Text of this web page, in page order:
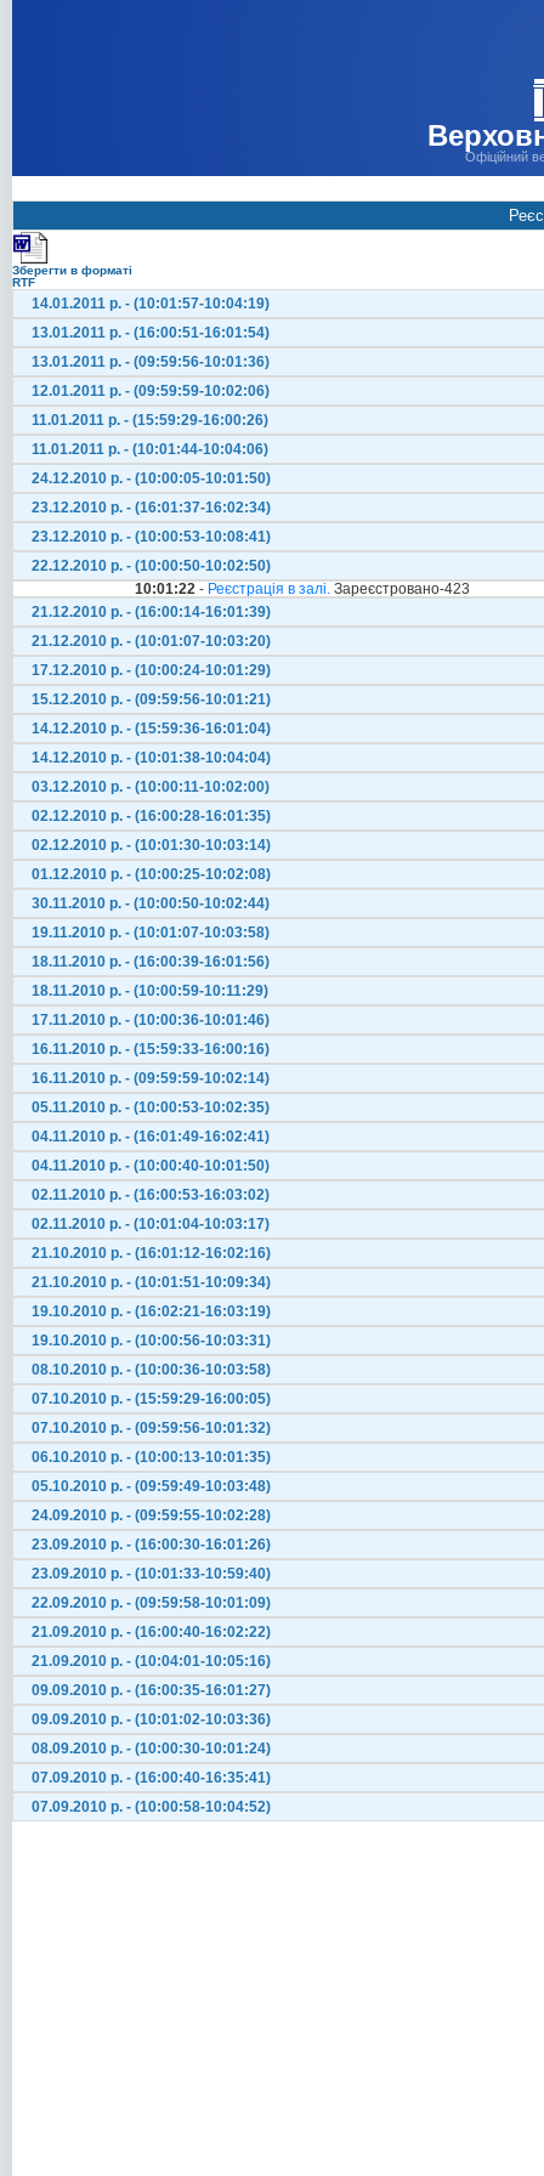
Офіційний
Зберегти в форматі
RTF
14.01.2011 р. - (10:01:57-10:04:19)
13.01.2011 р. - (16:00:51-16:01:54)
13.01.2011 р. - (09:59:56-10:01:36)
12.01.2011 р. - (09:59:59-10:02:06)
11.01.2011 р. - (15:59:29-16:00:26)
11.01.2011 р. - (10:01:44-10:04:06)
24.12.2010 р. - (10:00:05-10:01:50)
23.12.2010 р. - (16:01:37-16:02:34)
23.12.2010 р. - (10:00:53-10:08:41)
22.12.2010 р. - (10:00:50-10:02:50)
10:01:22 - Реєстрація в залі. Зареєстровано-423
21.12.2010 р. - (16:00:14-16:01:39)
21.12.2010 р. - (10:01:07-10:03:20)
17.12.2010 р. - (10:00:24-10:01:29)
15.12.2010 р. - (09:59:56-10:01:21)
14.12.2010 р. - (15:59:36-16:01:04)
14.12.2010 р. - (10:01:38-10:04:04)
03.12.2010 р. - (10:00:11-10:02:00)
02.12.2010 р. - (16:00:28-16:01:35)
02.12.2010 р. - (10:01:30-10:03:14)
01.12.2010 р. - (10:00:25-10:02:08)
30.11.2010 р. - (10:00:50-10:02:44)
19.11.2010 р. - (10:01:07-10:03:58)
18.11.2010 р. - (16:00:39-16:01:56)
18.11.2010 р. - (10:00:59-10:11:29)
17.11.2010 р. - (10:00:36-10:01:46)
16.11.2010 р. - (15:59:33-16:00:16)
16.11.2010 р. - (09:59:59-10:02:14)
05.11.2010 р. - (10:00:53-10:02:35)
04.11.2010 р. - (16:01:49-16:02:41)
04.11.2010 р. - (10:00:40-10:01:50)
02.11.2010 р. - (16:00:53-16:03:02)
02.11.2010 р. - (10:01:04-10:03:17)
21.10.2010 р. - (16:01:12-16:02:16)
21.10.2010 р. - (10:01:51-10:09:34)
19.10.2010 р. - (16:02:21-16:03:19)
19.10.2010 р. - (10:00:56-10:03:31)
08.10.2010 р. - (10:00:36-10:03:58)
07.10.2010 р. - (15:59:29-16:00:05)
07.10.2010 р. - (09:59:56-10:01:32)
06.10.2010 р. - (10:00:13-10:01:35)
05.10.2010 р. - (09:59:49-10:03:48)
24.09.2010 р. - (09:59:55-10:02:28)
23.09.2010 р. - (16:00:30-16:01:26)
23.09.2010 р. - (10:01:33-10:59:40)
22.09.2010 р. - (09:59:58-10:01:09)
21.09.2010 р. - (16:00:40-16:02:22)
21.09.2010 р. - (10:04:01-10:05:16)
09.09.2010 р. - (16:00:35-16:01:27)
09.09.2010 р. - (10:01:02-10:03:36)
08.09.2010 р. - (10:00:30-10:01:24)
07.09.2010 р. - (16:00:40-16:35:41)
07.09.2010 р. - (10:00:58-10:04:52)